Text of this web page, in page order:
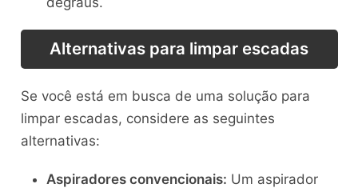
Alternativas para limpar escadas
Se você está em busca de uma solução para
limpar escadas, considere as seguintes
alternativas:
Aspiradores convencionais: Um aspirador